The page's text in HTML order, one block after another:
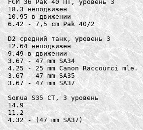
FCM 36 Pak 40 ПТ, уровень 3
18.3 неподвижен
10.95 в движении
6.42 - 7,5 cm Pak 40/2
D2 средний танк, уровень 3
12.64 неподвижен
9.49 в движении
3.67 - 47 mm SA34
4.25 - 25 mm Canon Raccourci mle.
3.67 - 47 mm SA35
3.67 - 47 mm SA37
Somua S35 СТ, 3 уровень
14.9
11.2
4.32 - (47 mm SA37)